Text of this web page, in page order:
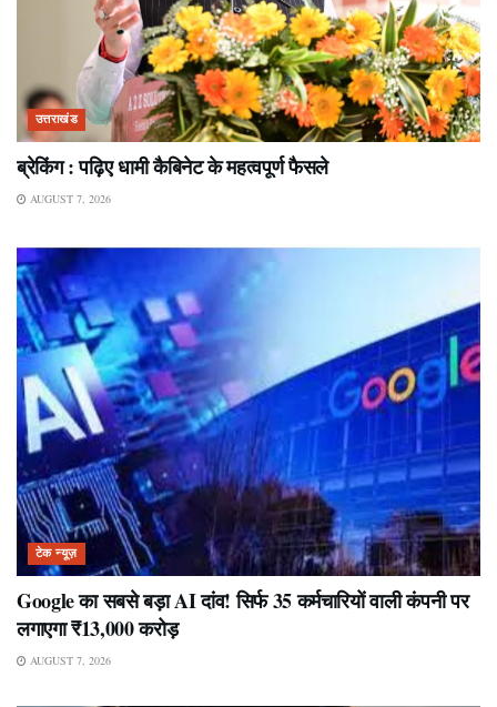
उत्तराखंड
ब्रेकिंग : पढ़िए धामी कैबिनेट के महत्वपूर्ण फैसले
AUGUST 7, 2026
टेक न्यूज़
Google का सबसे बड़ा AI दांव! सिर्फ 35 कर्मचारियों वाली कंपनी पर
लगाएगा ₹13,000 करोड़
AUGUST 7, 2026